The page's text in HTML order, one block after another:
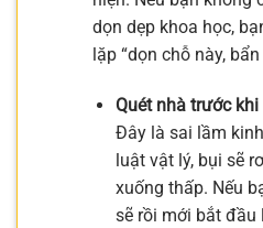
dọn dẹp khoa học,
lặp “dọn chỗ này,
Quét nhà trước
Đây là sai lầm
luật vật lý, bụi sẽ
xuống thấp. Nếu
sẽ rồi mới bắt đầu